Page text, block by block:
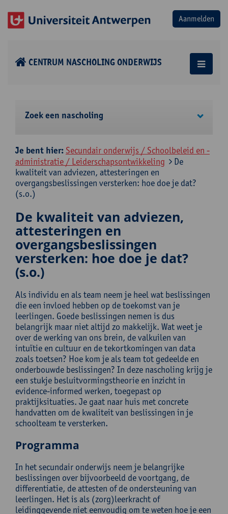
CENTRUM NASCHOLING ONDERWIJS
Zoek een nascholing
Je bent hier: Secundair onderwijs / Schoolbeleid en -
administratie / Leiderschapsontwikkeling
De
kwaliteit van adviezen, attesteringen en
overgangsbeslissingen versterken: hoe doe je dat?
(s.o.)
De kwaliteit van adviezen,
attesteringen en
overgangsbeslissingen
versterken: hoe doe je dat?
(s.o.)
Als individu en als team neem je heel wat beslissingen
die een invloed hebben op de toekomst van je
leerlingen. Goede beslissingen nemen is dus
belangrijk maar niet altijd zo makkelijk. Wat weet je
over de werking van ons brein, de valkuilen van
intuïtie en cultuur en de tekortkomingen van data
zoals toetsen? Hoe kom je als team tot gedeelde en
onderbouwde beslissingen? In deze nascholing krijg je
een stukje besluitvormingstheorie en inzicht in
evidence-informed werken, toegepast op
praktijksituaties. Je gaat naar huis met concrete
handvatten om de kwaliteit van beslissingen in je
schoolteam te versterken.
Programma
In het secundair onderwijs neem je belangrijke
beslissingen over bijvoorbeeld de voortgang, de
differentiatie, de attesten of de ondersteuning van
leerlingen. Het is als (zorg)leerkracht of
leidinggevende niet eenvoudig om te weten hoe je een